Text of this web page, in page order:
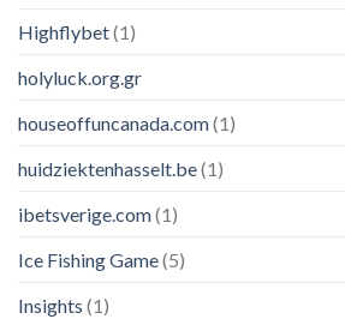
Highflybet(1)
holyluck.org.gr
houseoffuncanada.com(1)
huidziektenhasselt.be(1)
ibetsverige.com(1)
Ice Fishing Game(5)
Insights (1)